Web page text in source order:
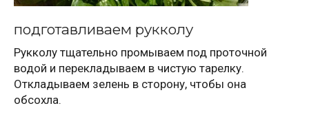
подготавливаем рукколу
Рукколу тщательно промываем под проточной
водой и перекладываем в чистую тарелку.
Откладываем зелень в сторону, чтобы она
обсохла.